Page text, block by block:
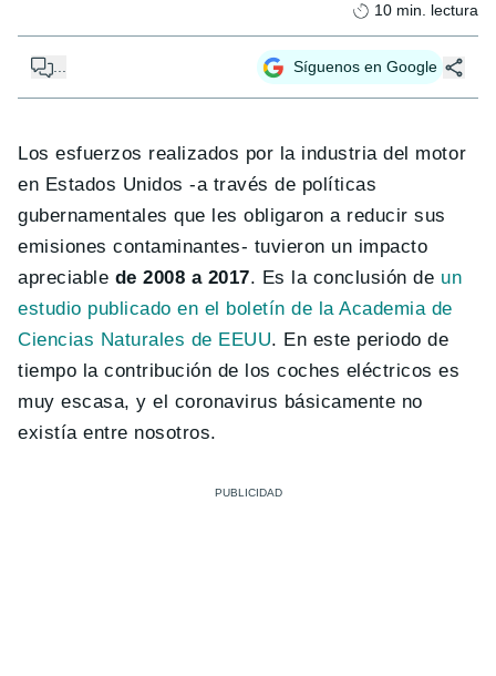
10 min. lectura
... Síguenos en Google
Los esfuerzos realizados por la industria del motor
en Estados Unidos -a través de políticas
gubernamentales que les obligaron a reducir sus
emisiones contaminantes- tuvieron un impacto
apreciable de 2008 a 2017. Es la conclusión de un
estudio publicado en el boletín de la Academia de
Ciencias Naturales de EEUU. En este periodo de
tiempo la contribución de los coches eléctricos es
muy escasa, y el coronavirus básicamente no
existía entre nosotros.